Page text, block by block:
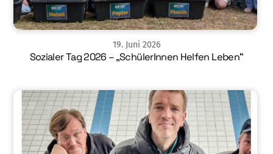
19. Juni 2026
Sozialer Tag 2026 – „SchülerInnen Helfen Leben“